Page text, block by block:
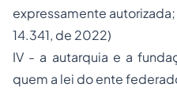
expressamente
14.341, de 2022)
IV - a autarquia e a
quem a lei do ente